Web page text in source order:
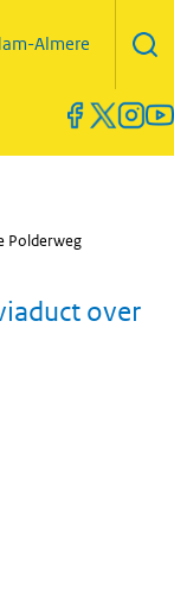
Almere
Polderweg
over